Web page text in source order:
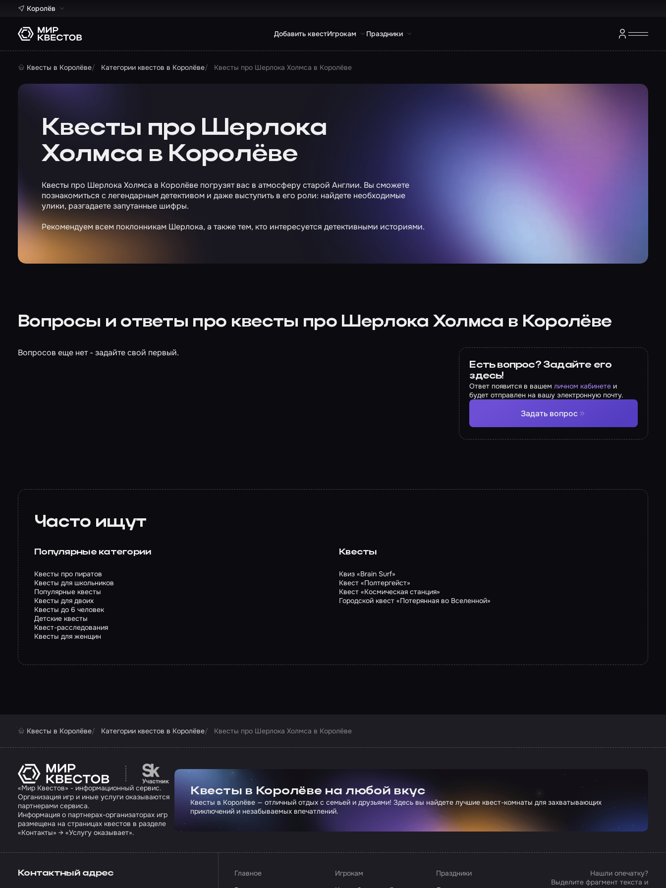
Королёв
Добавить квестИгрокам Праздники
Квесты в Королёве Категории квестов в Королёве Квесты про Шерлока Холмса в Королёве
Квесты про Шерлока
Холмса в Королёве
Квесты про Шерлока Холмса в Королёве погрузят вас в атмосферу старой Англии. Вы сможете
познакомиться с легендарным детективом и даже выступить в его роли: найдете необходимые
улики, разгадаете запутанные шифры.
Рекомендуем всем поклонникам Шерлока, а также тем, кто интересуется детективными историями.
Вопросы и ответы про квесты про Шерлока Холмса в Королёве
Вопросов еще нет - задайте свой первый.
Есть вопрос? Задайте его
здесь!
Ответ появится в вашемличном кабинете и
будет отправлен на вашу электронную почту.
Задать вопрос
Часто ищут
Популярные категории
Квесты про пиратов
Квесты для школьников
Популярные квесты
Квесты для двоих
Квесты до 6 человек
Детские квесты
Квест-расследования
Квесты для женщин
Квесты
Квиз «Brain Surf»
Квест «Полтергейст»
Квест «Космическая станция»
Городской квест «Потерянная во Вселенной»
Квесты в Королёве Категории квестов в Королёве Квесты про Шерлока Холмса в Королёве
Перейти на сайт партнера Сколково
«Мир Квестов» - информационный сервис.
Организация игр и иные услуги оказываются
партнерами сервиса.
Информация о партнерах-организаторах игр
размещена на страницах квестов в разделе
«Контакты» → «Услугу оказывает».
Квесты в Королёве на любой вкус
Квесты в Королёве — отличный отдых с семьей и друзьями! Здесь вы найдете лучшие квест-комнаты для захватывающих
приключений и незабываемых впечатлений.
Контактный адрес
Главное
Игрокам
Праздники
Нашли опечатку?
Выделите фрагмент текста и